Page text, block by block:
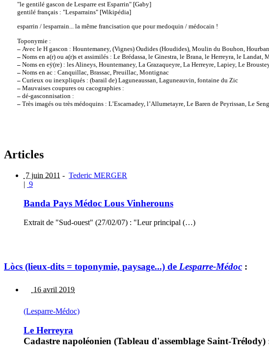
"le gentilé gascon de Lesparre est Esparrin" [Gaby]
gentilé français : "Lesparrains" [Wikipédia]
esparrin / lesparrain... la même francisation que pour medoquin / médocain !
Toponymie :
–Avec le H gascon : Hountemaney, (Vignes) Oudides (Houdides), Moulin du Bouhon,
–Noms en a(r) ou a(r)s et assimilés : Le Brédassa, le Ginestra, le Brana, le Herreyra, le Landat,
–Noms en eÿ(re) : les Alineys, Hountemaney, La Grazaqueyre, La Herreyre, Lapiey, Le
–Noms en ac : Canquillac, Brassac, Preuillac, Montignac
–Curieux ou inexpliqués : (barail de) Laguneaussan, Laguneauvin, fontaine du Zic
–Mauvaises coupures ou cacographies :
–dé-gasconnisation :
–Très imagés ou très médoquins : L’Escarnadey, l’Allumetayre, Le Baren de Peyrissan, Le
Articles
7 juin 2011 - Tederic MERGER
| 9
Banda Pays Médoc Lous Vinherouns
Extrait de "Sud-ouest" (27/02/07) : "Leur principal (…)
Lòcs (lieux-dits = toponymie, paysage...) de Lesparre-Médoc :
16 avril 2019
(Lesparre-Médoc)
Le Herreyra
Cadastre napoléonien (Tableau d'assemblage Saint-